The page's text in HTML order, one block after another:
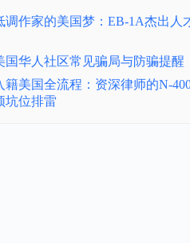
调作家的美国梦：EB-1A杰出人
国华人社区常见骗局与防骗提醒
籍美国全流程：资深律师的N-
坑位排雷